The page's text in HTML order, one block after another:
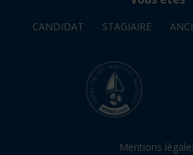
© Avril 2026 - INB